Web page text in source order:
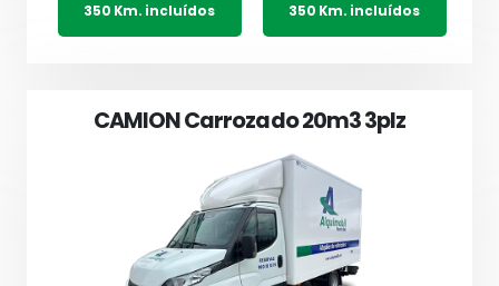
350 Km. incluídos 350 Km. incluídos
CAMION Carrozado 20m3 3plz